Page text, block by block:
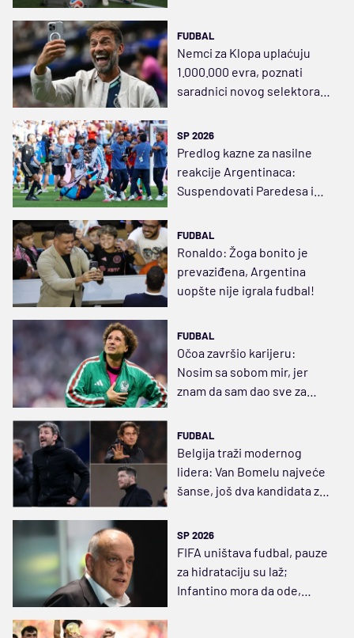
FUDBAL
Nemci za Klopa uplaćuju
1.000.000 evra, poznati
saradnici novog selektora
SP 2026
Predlog kazne za nasilne
reakcije Argentinaca:
Suspendovati Paredesa i
FUDBAL
Ronaldo: Žoga bonito je
prevaziđena, Argentina
uopšte nije igrala fudbal!
FUDBAL
Očoa završio karijeru:
Nosim sa sobom mir, jer
znam da sam dao sve za
FUDBAL
Belgija traži modernog
lidera: Van Bomelu najveće
šanse, još dva kandidata za
SP 2026
FIFA uništava fudbal, pauze
za hidrataciju su laž;
Infantino mora da ode,